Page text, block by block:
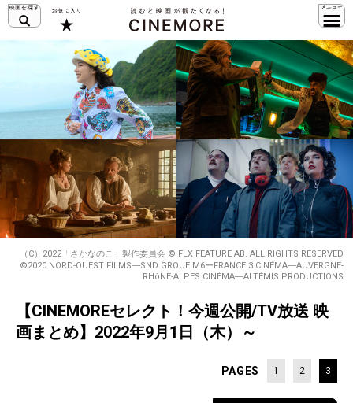
（C）2022「さかなのこ」製作委員会 © FLX FEATURE AB. ALL RIGHTS RESERVED
©︎2020 NORD-OUEST FILMS―SND GROUE M6ーFRANCE 3 CINÉMA―AUVERGNE-
RHôNE-ALPES CINÉMA―ALTÉMIS PRODUCTIONS
【CINEMOREセレクト！今週公開/TV放送 映
画まとめ】2022年9月1日（木）～
PAGES 1 2 3